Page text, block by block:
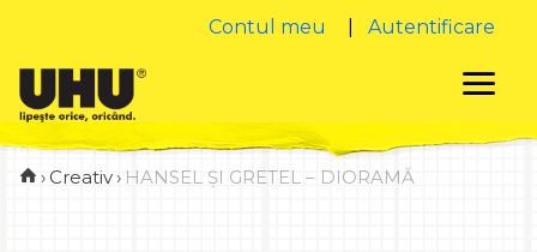
Contul meu Autentificare
› Creativ › HANSEL ȘI GRETEL – DIORAMĂ